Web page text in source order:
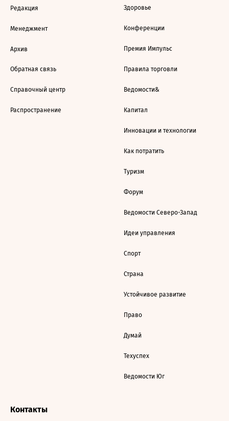
Редакция
Менеджмент
Архив
Обратная связь
Справочный центр
Распространение
Здоровье
Конференции
Премия Импульс
Правила торговли
Ведомости&
Капитал
Инновации и технологии
Как потратить
Туризм
Форум
Ведомости Северо-Запад
Идеи управления
Спорт
Страна
Устойчивое развитие
Право
Думай
Техуспех
Ведомости Юг
Контакты